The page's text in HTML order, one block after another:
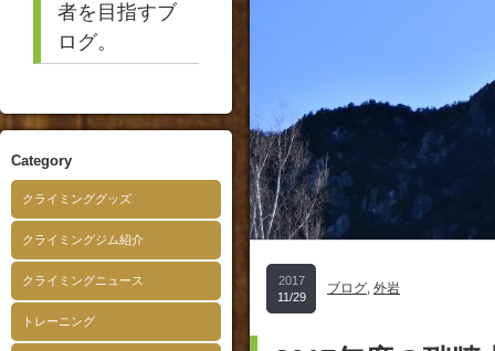
者を目指すブ
ログ。
Category
クライミンググッズ
クライミングジム紹介
クライミングニュース
トレーニング
2017
11/29
ブログ, 外岩